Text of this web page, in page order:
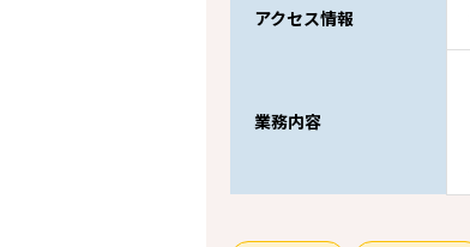
アクセス情報
業務内容